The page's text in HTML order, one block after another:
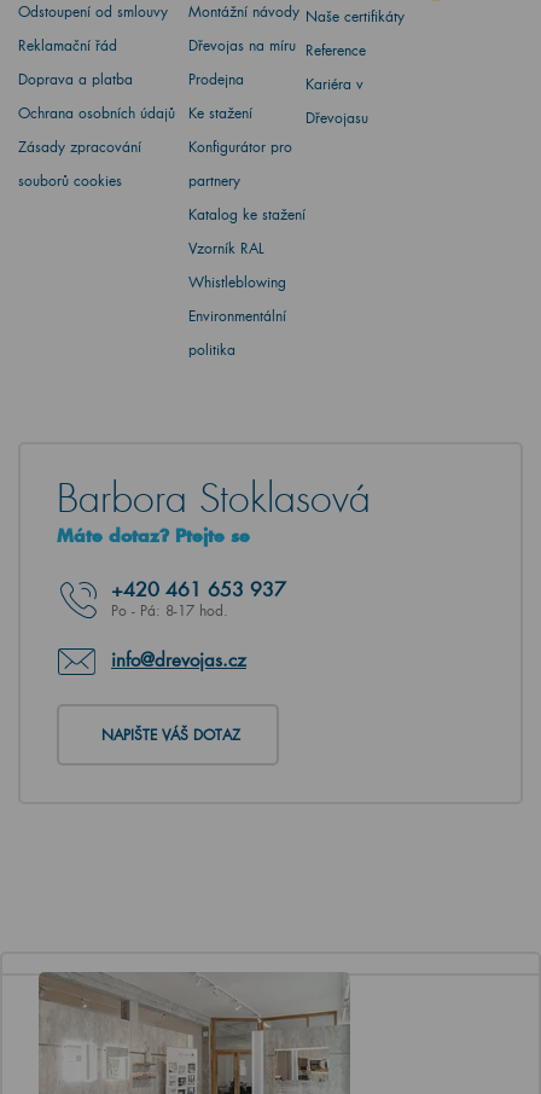
Odstoupení od smlouvy
Reklamační řád
Doprava a platba
Ochrana osobních údajů
Zásady zpracování
souborů cookies
Montážní návody
Dřevojas na míru
Prodejna
Ke stažení
Konfigurátor pro
partnery
Katalog ke stažení
Vzorník RAL
Whistleblowing
Environmentální
politika
Naše certifikáty
Reference
Kariéra v
Dřevojasu
Barbora Stoklasová
Máte dotaz? Ptejte se
+420 461 653 937
Po - Pá: 8-17 hod.
info@drevojas.cz
NAPIŠTE VÁŠ DOTAZ